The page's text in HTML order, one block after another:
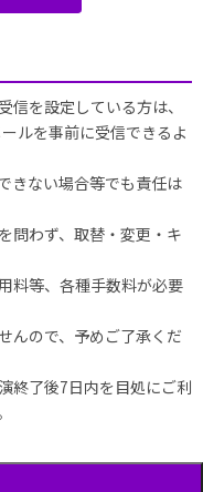
を設定している方は、
ルを事前に受信できるよ
きない場合等でも責任は
問わず、取替・変更・キ
料等、各種手数料が必要
んので、予めご了承くだ
終了後7日内を目処にご利